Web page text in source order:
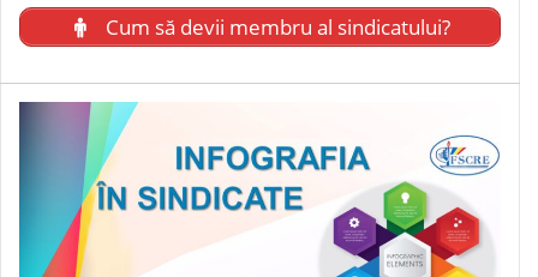
Cum să devii membru al sindicatului?